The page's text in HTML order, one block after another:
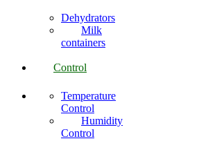
Dehydrators
Milk
containers
Control
Temperature
Control
Humidity
Control